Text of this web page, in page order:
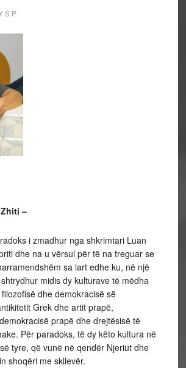
S P
–
i zmadhur nga shkrimtari Luan
dhe na u vërsul për të na treguar se
sa lart edhe ku, në një
midis dy kulturave të mëdha
dhe demokracisë së
Grek dhe artit prapë,
prapë dhe drejtësisë të
Për paradoks, të dy këto kultura në
tyre, që vunë në qendër Njeriut dhe
shoqëri me skllevër.